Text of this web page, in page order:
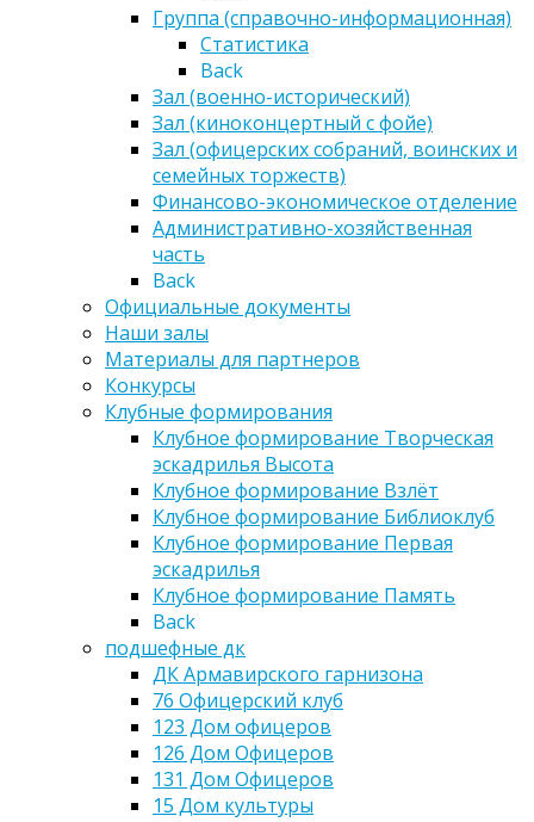
Группа (справочно-информационная)
Статистика
Back
Зал (военно-исторический)
Зал (киноконцертный с фойе)
Зал (офицерских собраний, воинских и
семейных торжеств)
Финансово-экономическое отделение
Административно-хозяйственная
часть
Back
Официальные документы
Наши залы
Материалы для партнеров
Конкурсы
Клубные формирования
Клубное формирование Творческая
эскадрилья Высота
Клубное формирование Взлёт
Клубное формирование Библиоклуб
Клубное формирование Первая
эскадрилья
Клубное формирование Память
Back
подшефные дк
ДК Армавирского гарнизона
76 Офицерский клуб
123 Дом офицеров
126 Дом Офицеров
131 Дом Офицеров
15 Дом культуры